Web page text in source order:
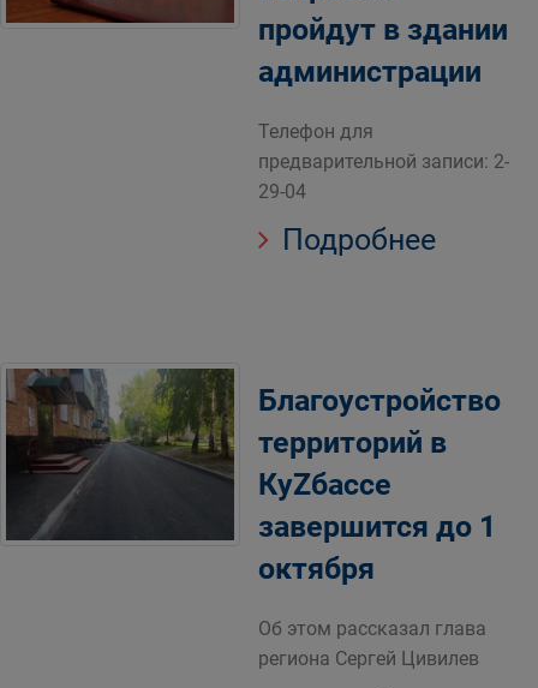
пройдут в здании
администрации
Телефон для
предварительной записи: 2-
29-04
Подробнее
Благоустройство
территорий в
КуZбассе
завершится до 1
октября
Об этом рассказал глава
региона Сергей Цивилев